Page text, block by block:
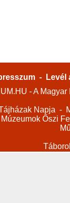
-
Levél
- A
Napja -
Múzeumok Őszi